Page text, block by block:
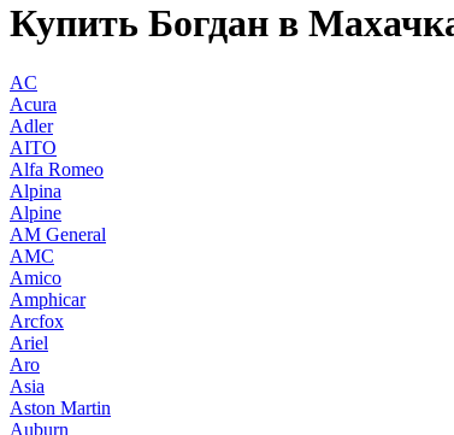
Купить Богдан в
AC
Acura
Adler
AITO
Alfa Romeo
Alpina
Alpine
AM General
AMC
Amico
Amphicar
Arcfox
Ariel
Aro
Asia
Aston Martin
Auburn